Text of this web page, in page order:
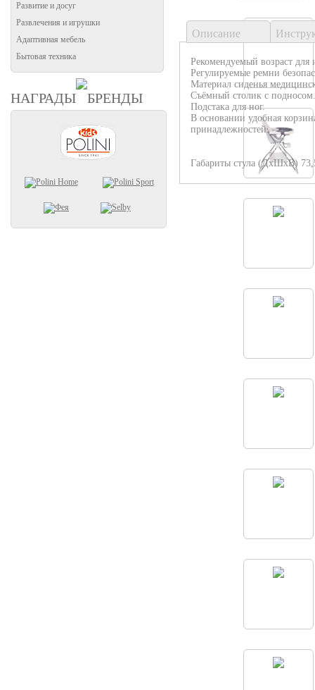
Развитие и досуг
Развлечения и игрушки
Адаптивная мебель
Бытовая техника
НАГРАДЫ БРЕНДЫ
Описание
Рекомендуемый возраст для
Регулируемые ремни
Материал сиденья
Съёмный столик с подносом.
Подстака для ног.
В основании удобная
принадлежностей.
Габариты стула (ДхШхВ)